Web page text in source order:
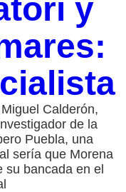
y
Calderón,
de la
Puebla, una
sería que Morena
su bancada en el